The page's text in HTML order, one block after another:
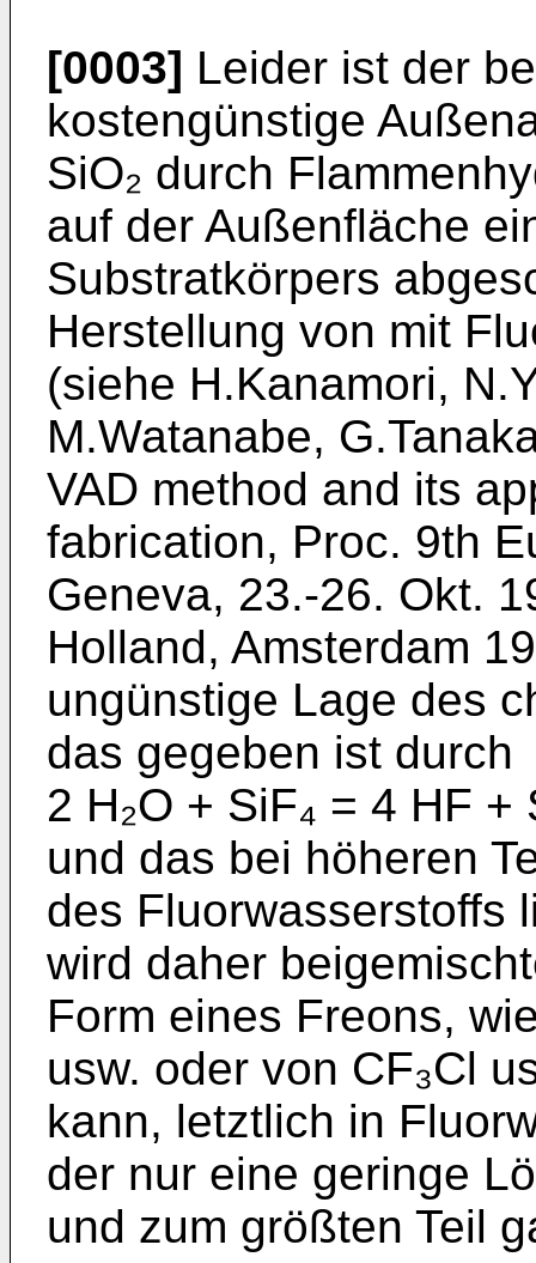
[0003] Leider ist der
kostengünstige
SiO₂ durch
auf der Außenfläche
Substratkörpers
Herstellung von mit
(siehe H.Kanamori,
M.Watanabe,
VAD method and its
fabrication, Proc. 9th
Geneva, 23.-26. Okt.
Holland, Amsterdam
ungünstige Lage des
das gegeben ist durch
2 H₂O + SiF₄ = 4 HF +
und das bei höheren
des Fluorwasserstoffs
wird daher
Form eines Freons,
usw. oder von CF₃Cl
kann, letztlich in
der nur eine geringe
und zum größten Teil